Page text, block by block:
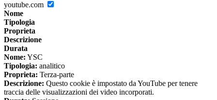
youtube.com
Nome
Tipologia
Proprieta
Descrizione
Durata
Nome: YSC
Tipologia: analitico
Proprieta: Terza-parte
Descrizione: Questo cookie è impostato da YouTube per tenere
traccia delle visualizzazioni dei video incorporati.